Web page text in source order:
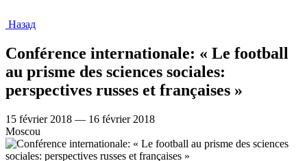
Назад
Conférence internationale: « Le football
au prisme des sciences sociales:
perspectives russes et françaises »
15 février 2018 — 16 février 2018
Moscou